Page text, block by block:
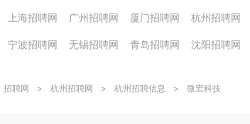
上海招聘网 广州招聘网 厦门招聘网 杭州招聘网
宁波招聘网 无锡招聘网 青岛招聘网 沈阳招聘网
招聘网 > 杭州招聘网 > 杭州招聘信息 > 微宏科技